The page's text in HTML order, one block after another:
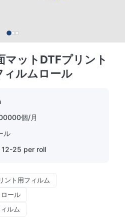
マットDTFプリント
ィルムロール
個/月
ル
12-25 per roll
ント用フィルム
ール
ルム